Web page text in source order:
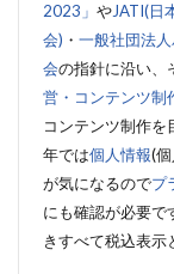
2023」 やJATI(日
会) ・ 一般社団法
会の指針に沿い、
営・コンテンツ制
コンテンツ制作を
年では個人情報(個
が気になるのでプ
にも確認が必要で
きすべて税込表示